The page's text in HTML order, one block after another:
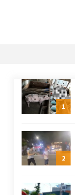
1
2